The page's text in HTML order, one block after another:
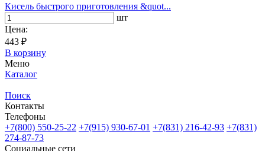
Кисель быстрого приготовления &quot...
шт
Цена:
443 ₽
В корзину
Меню
Каталог
Поиск
Контакты
Телефоны
+7(800) 550-25-22 +7(915) 930-67-01 +7(831) 216-42-93 +7(831)
274-87-73
Социальные сети